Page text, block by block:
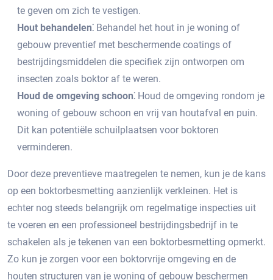
te geven om zich te vestigen.
Hout behandelen⁚ Behandel het hout in je woning of
gebouw preventief met beschermende coatings of
bestrijdingsmiddelen die specifiek zijn ontworpen om
insecten zoals boktor af te weren.​
Houd de omgeving schoon⁚ Houd de omgeving rondom je
woning of gebouw schoon en vrij van houtafval en puin.​
Dit kan potentiële schuilplaatsen voor boktoren
verminderen.​
Door deze preventieve maatregelen te nemen, kun je de kans
op een boktorbesmetting aanzienlijk verkleinen.​ Het is
echter nog steeds belangrijk om regelmatige inspecties uit
te voeren en een professioneel bestrijdingsbedrijf in te
schakelen als je tekenen van een boktorbesmetting opmerkt.​
Zo kun je zorgen voor een boktorvrije omgeving en de
houten structuren van je woning of gebouw beschermen